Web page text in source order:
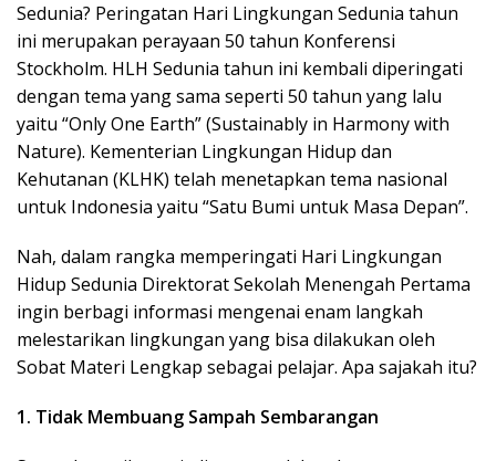
a
p
Sedunia? Peringatan Hari Lingkungan Sedunia tahun
ini merupakan perayaan 50 tahun Konferensi
Stockholm. HLH Sedunia tahun ini kembali diperingati
dengan tema yang sama seperti 50 tahun yang lalu
yaitu “Only One Earth” (Sustainably in Harmony with
Nature). Kementerian Lingkungan Hidup dan
Kehutanan (KLHK) telah menetapkan tema nasional
untuk Indonesia yaitu “Satu Bumi untuk Masa Depan”.
Nah, dalam rangka memperingati Hari Lingkungan
Hidup Sedunia Direktorat Sekolah Menengah Pertama
ingin berbagi informasi mengenai enam langkah
melestarikan lingkungan yang bisa dilakukan oleh
Sobat Materi Lengkap sebagai pelajar. Apa sajakah itu?
1. Tidak Membuang Sampah Sembarangan